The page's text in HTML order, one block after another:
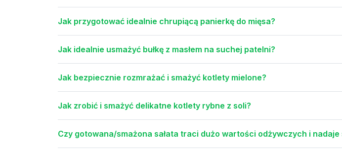
Jak przygotować idealnie chrupiącą panierkę do mięsa?
Jak idealnie usmażyć bułkę z masłem na suchej patelni?
Jak bezpiecznie rozmrażać i smażyć kotlety mielone?
Jak zrobić i smażyć delikatne kotlety rybne z soli?
Czy gotowana/smażona sałata traci dużo wartości odżywczych i nadaje